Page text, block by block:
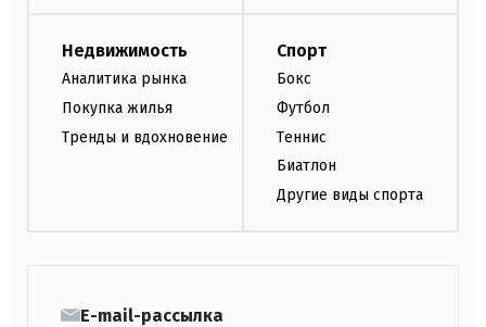
Недвижимость
Аналитика рынка
Покупка жилья
Тренды и вдохновение
Спорт
Бокс
Футбол
Теннис
Биатлон
Другие виды спорта
E-mail-рассылка